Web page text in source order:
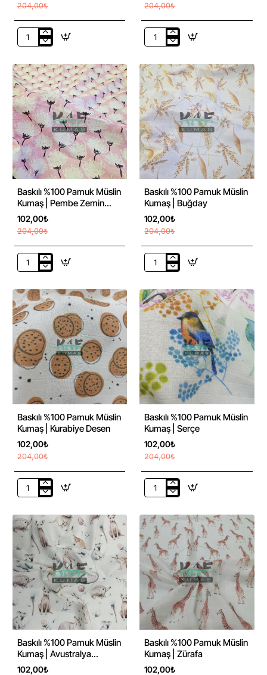
204,00₺
Baskılı
Pamuk
Müslin
Kumaş
|
Renkli
Gökkuşağı
204,00₺
Baskılı
Pamuk
Müslin
Kumaş
|
Pembe
Zeminli
Pamuk
-50%
Baskılı %100 Pamuk Müslin
Kumaş | Pembe Zemin
Çiçek
102,00₺
204,00₺
Baskılı
Pamuk
Müslin
Kumaş
|
Pembe
Zemin
Çiçek
-50%
Baskılı %100 Pamuk Müslin
Kumaş | Buğday
102,00₺
204,00₺
Baskılı
Pamuk
Müslin
Kumaş
|
Buğday
-50%
Baskılı %100 Pamuk Müslin
Kumaş | Kurabiye Desen
102,00₺
204,00₺
Baskılı
Pamuk
Müslin
Kumaş
|
Kurabiye
Desen
-50%
Baskılı %100 Pamuk Müslin
Kumaş | Serçe
102,00₺
204,00₺
Baskılı
Pamuk
Müslin
Kumaş
|
Serçe
-50%
Baskılı %100 Pamuk Müslin
Kumaş | Avustralya
Hayvanları
102,00₺
-50%
Baskılı %100 Pamuk Müslin
Kumaş | Zürafa
102,00₺